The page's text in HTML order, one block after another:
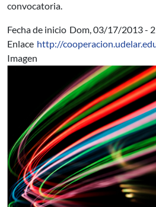
convocatoria.
Fecha de inicio Dom, 03/17/2013 -
Enlace http://
Imagen